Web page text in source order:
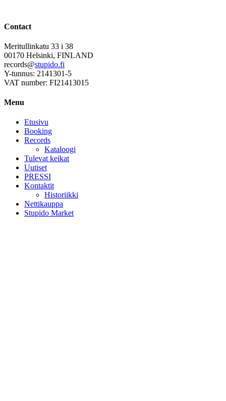
Contact
Meritullinkatu 33 i 38
00170 Helsinki, FINLAND
records@stupido.fi
Y-tunnus: 2141301-5
VAT number: FI21413015
Menu
Etusivu
Booking
Records
Kataloogi
Tulevat keikat
Uutiset
PRESSI
Kontaktit
Historiikki
Nettikauppa
Stupido Market